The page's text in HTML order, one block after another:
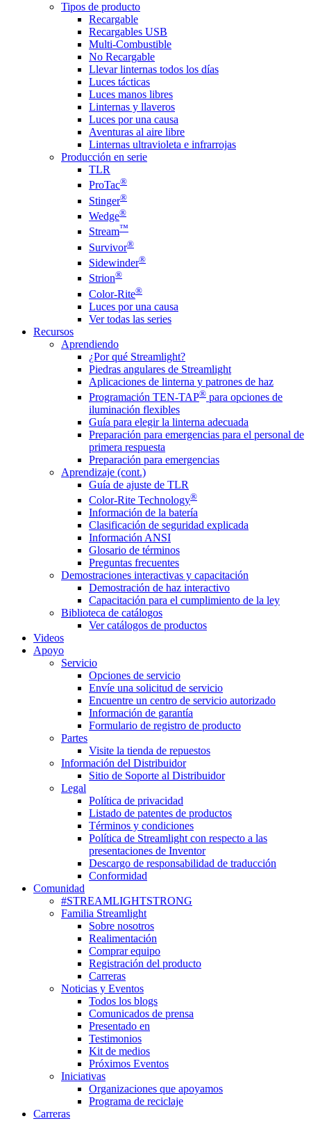
Tipos de producto
Recargable
Recargables USB
Multi-Combustible
No Recargable
Llevar linternas todos los días
Luces tácticas
Luces manos libres
Linternas y llaveros
Luces por una causa
Aventuras al aire libre
Linternas ultravioleta e infrarrojas
Producción en serie
TLR
ProTac®
Stinger®
Wedge®
Stream™
Survivor®
Sidewinder®
Strion®
Color-Rite®
Luces por una causa
Ver todas las series
Recursos
Aprendiendo
¿Por qué Streamlight?
Piedras angulares de Streamlight
Aplicaciones de linterna y patrones de haz
Programación TEN-TAP® para opciones de
iluminación flexibles
Guía para elegir la linterna adecuada
Preparación para emergencias para el personal de
primera respuesta
Preparación para emergencias
Aprendizaje (cont.)
Guía de ajuste de TLR
Color-Rite Technology®
Información de la batería
Clasificación de seguridad explicada
Información ANSI
Glosario de términos
Preguntas frecuentes
Demostraciones interactivas y capacitación
Demostración de haz interactivo
Capacitación para el cumplimiento de la ley
Biblioteca de catálogos
Ver catálogos de productos
Videos
Apoyo
Servicio
Opciones de servicio
Envíe una solicitud de servicio
Encuentre un centro de servicio autorizado
Información de garantía
Formulario de registro de producto
Partes
Visite la tienda de repuestos
Información del Distribuidor
Sitio de Soporte al Distribuidor
Legal
Política de privacidad
Listado de patentes de productos
Términos y condiciones
Política de Streamlight con respecto a las
presentaciones de Inventor
Descargo de responsabilidad de traducción
Conformidad
Comunidad
#STREAMLIGHTSTRONG
Familia Streamlight
Sobre nosotros
Realimentación
Comprar equipo
Registración del producto
Carreras
Noticias y Eventos
Todos los blogs
Comunicados de prensa
Presentado en
Testimonios
Kit de medios
Próximos Eventos
Iniciativas
Organizaciones que apoyamos
Programa de reciclaje
Carreras